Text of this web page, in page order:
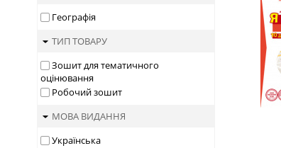
Географія
ТИП ТОВАРУ
Зошит для тематичного
оцінювання
Робочий зошит
МОВА ВИДАННЯ
Українська